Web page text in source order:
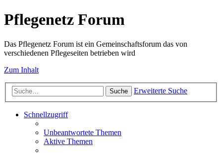
Pflegenetz Forum
Das Pflegenetz Forum ist ein Gemeinschaftsforum das von
verschiedenen Pflegeseiten betrieben wird
Zum Inhalt
Suche Erweiterte Suche
Schnellzugriff
Unbeantwortete Themen
Aktive Themen